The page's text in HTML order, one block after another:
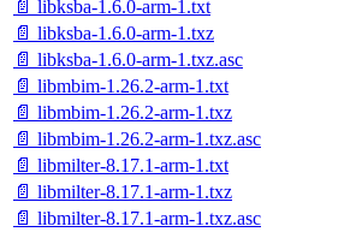
📄 libksba-1.6.0-arm-1.txt
📄 libksba-1.6.0-arm-1.txz
📄 libksba-1.6.0-arm-1.txz.asc
📄 libmbim-1.26.2-arm-1.txt
📄 libmbim-1.26.2-arm-1.txz
📄 libmbim-1.26.2-arm-1.txz.asc
📄 libmilter-8.17.1-arm-1.txt
📄 libmilter-8.17.1-arm-1.txz
📄 libmilter-8.17.1-arm-1.txz.asc